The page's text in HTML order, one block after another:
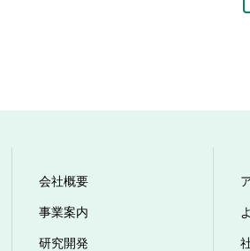
会社概要
事業案内
研究開発